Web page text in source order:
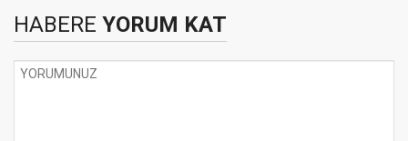
HABERE YORUM KAT